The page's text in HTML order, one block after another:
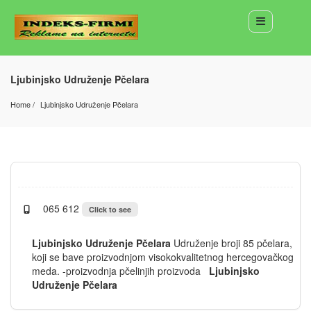
Ljubinjsko Udruženje Pčelara
Home Ljubinjsko Udruženje Pčelara
065 612 Click to see
Ljubinjsko Udruženje Pčelara Udruženje broji 85 pčelara,
koji se bave proizvodnjom visokokvalitetnog hercegovačkog
meda. -proizvodnja pčelinjih proizvoda Ljubinjsko
Udruženje Pčelara